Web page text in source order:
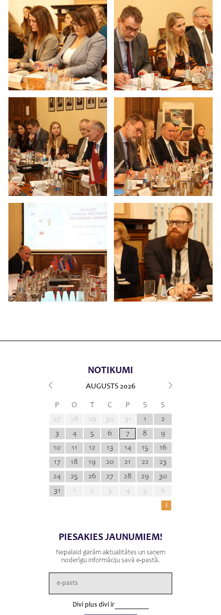
NOTIKUMI
AUGUSTS 2026
P O T C P S
S
27
28 29 30 31 1
2
3
4 5 6 7 8
9
10
11 12 13 14 15
16
17
18 19 20 21 22
23
24
25 26 27 28 29
30
31
1 2 3 4 5
6
i
PIESAKIES JAUNUMIEM!
Nepalaid garām aktualitātes un saņem
noderīgu informāciju savā e-pastā.
Divi plus divi ir